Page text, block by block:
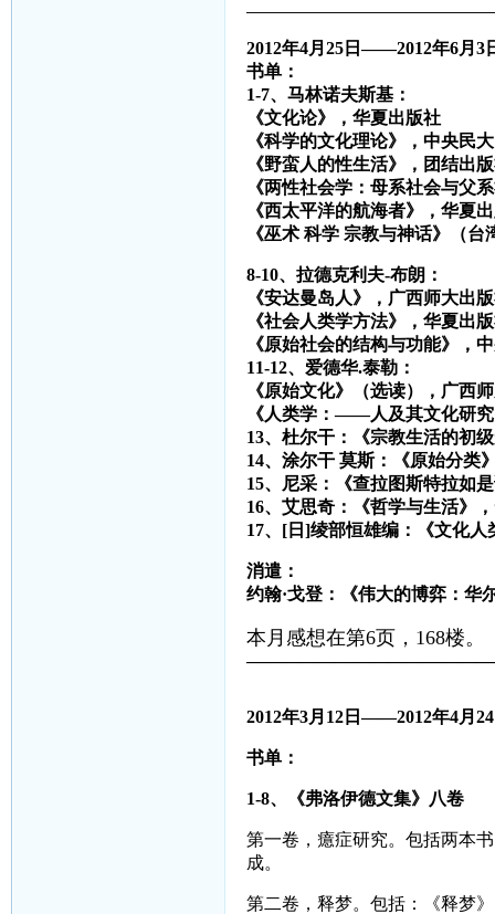
2012年4月25日——2012年6月3
书单：
1-7、马林诺夫斯基：
《文化论》，华夏出版社
《科学的文化理论》，中央民
《野蛮人的性生活》，团结出
《两性社会学：母系社会与父
《西太平洋的航海者》，华夏
《巫术 科学 宗教与神话》（台
8-10、拉德克利夫-布朗：
《安达曼岛人》，广西师大出
《社会人类学方法》，华夏出
《原始社会的结构与功能》，
11-12、爱德华.泰勒：
《原始文化》（选读），广西
《人类学：——人及其文化研
13、杜尔干：《宗教生活的初
14、涂尔干 莫斯：《原始分类
15、尼采：《查拉图斯特拉如
16、艾思奇：《哲学与生活》
17、[日]绫部恒雄编：《文化人
消遣：
约翰·戈登：《伟大的博弈：华
本月感想在第6页，168楼。
2012年3月 12日——2012年4月 24
书单：
1-8、《弗洛伊德文集》八卷
第一卷，癔症研究。包括两本
成。
第二卷，释梦。包括：《释梦